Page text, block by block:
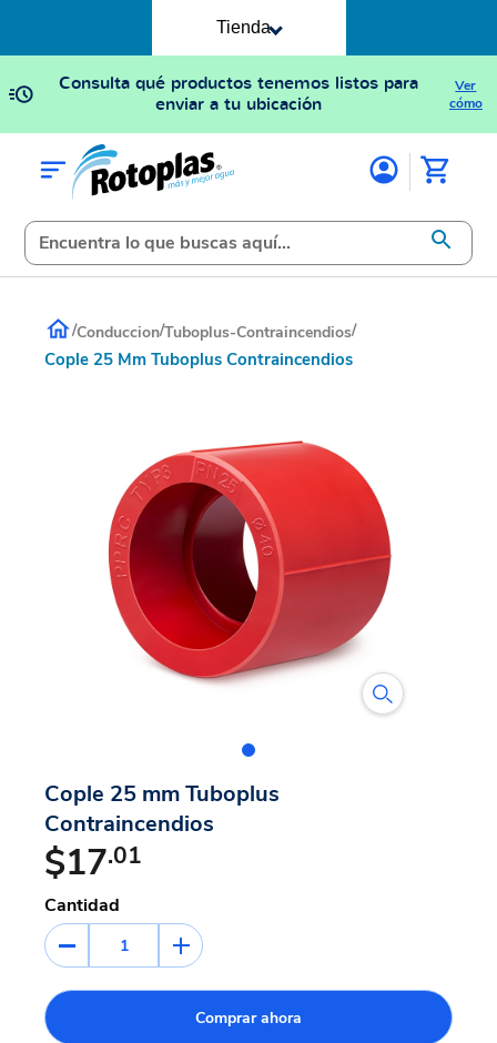
Tienda
Consulta qué productos tenemos listos para
enviar a tu ubicación
Ver
cómo
/Conduccion/Tuboplus-Contraincendios/
Cople 25 Mm Tuboplus Contraincendios
Cople 25 mm Tuboplus
Contraincendios
$17.01
Cantidad
1
Comprar ahora